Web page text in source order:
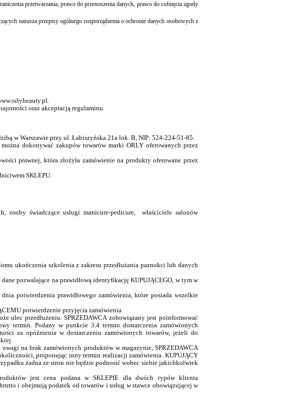
przetwarzania, prawo do przenoszenia danych, prawo do cofnięcia zgody
narusza przepisy ogólnego rozporządzenia o ochronie danych osobowych z
oraz akceptacją regulaminu.
w Warszawie przy ul. Łabiszyńska 21a lok. B, NIP: 524-224-51-85.
dokonywać zakupów towarów marki ORLY oferowanych przez
prawnej, która złożyła zamówienie na produkty oferowane przez
SKLEPU.
osoby świadczące usługi manicure-pedicure, właściciele salonów
ukończenia szkolenia z zakresu przedłużania paznokci lub danych
pozwalające na prawidłową identyfikację KUPUJĄCEGO, w tym w
potwierdzenia prawidłowego zamówienia, które posiada wszelkie
potwierdzenie przyjęcia zamówienia.
ulec przedłużeniu. SPRZEDAWCA zobowiązany jest poinformować
termin. Podany w punkcie 3.4 termin dostarczenia zamówionych
za opóźnienia w dostarczeniu zamówionych towarów, jeżeli do
na brak zamówionych produktów w magazynie, SPRZEDAWCA
proponując inny termin realizacji zamówienia. KUPUJĄCY
żadna ze stron nie będzie podnosić wobec siebie jakichkolwiek
jest cena podana w SKLEPIE dla dwóch typów klienta
i obejmują podatek od towarów i usług w stawce obowiązującej w